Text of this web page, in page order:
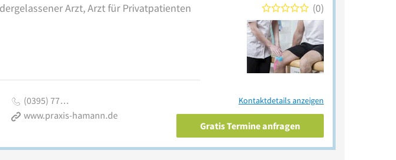
Arzt, Arzt für Privatpatienten
0
(0395) 77…
www.praxis-hamann.de
Kontaktdetails anzeigen
Gratis Termine anfragen